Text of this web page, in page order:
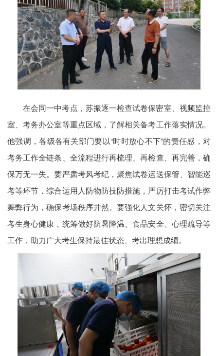
在会同一中考点，苏振逐一检查试卷保密室、视频监控
室、考务办公室等重点区域，了解相关备考工作落实情况。
他强调，各级各有关部门要以“时时放心不下”的责任感，对
考务工作全链条、全流程进行再梳理、再检查、再完善，确
保万无一失。要严肃考风考纪，聚焦试卷运送保管、智能巡
考等环节，综合运用人防物防技防措施，严厉打击考试作弊
舞弊行为，确保考场秩序井然。要强化人文关怀，密切关注
考生身心健康，统筹做好防暑降温、食品安全、心理疏导等
工作，助力广大考生保持最佳状态、考出理想成绩。